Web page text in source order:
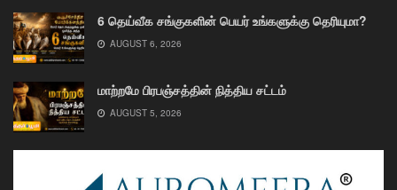
6 தெய்வீக சங்குகளின் பெயர் உங்களுக்கு தெரியுமா?
AUGUST 6, 2026
மாற்றமே பிரபஞ்சத்தின் நித்திய சட்டம்
AUGUST 5, 2026